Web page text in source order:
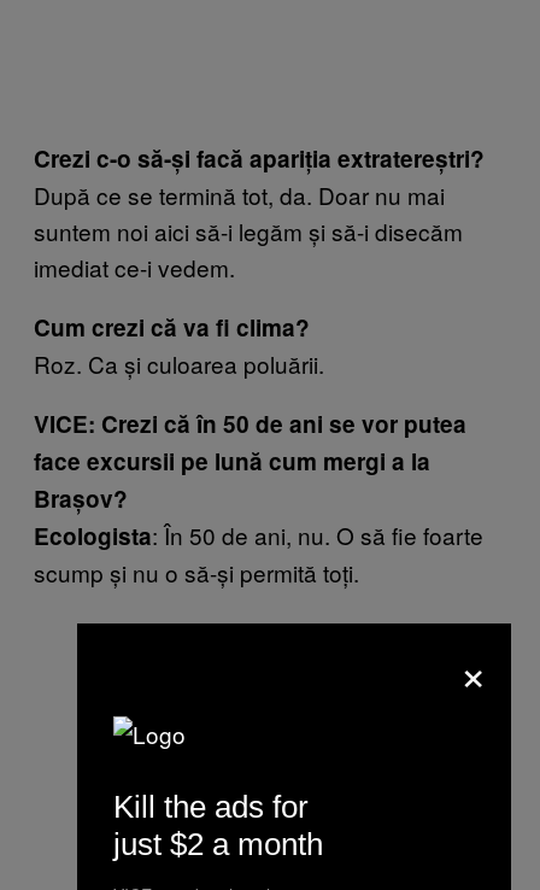
Crezi c-o să-și facă apariția extratereștri?
După ce se termină tot, da. Doar nu mai
suntem noi aici să-i legăm și să-i disecăm
imediat ce-i vedem.
Cum crezi că va fi clima?
Roz. Ca și culoarea poluării.
VICE: Crezi că în 50 de ani se vor putea
face excursii pe lună cum mergi a la
Brașov?
Ecologista: În 50 de ani, nu. O să fie foarte
scump și nu o să-și permită toți.
×
Kill the ads for
just $2 a month